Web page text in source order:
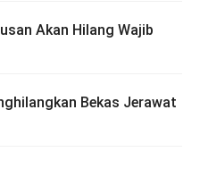
Akan Hilang Wajib
Bekas Jerawat